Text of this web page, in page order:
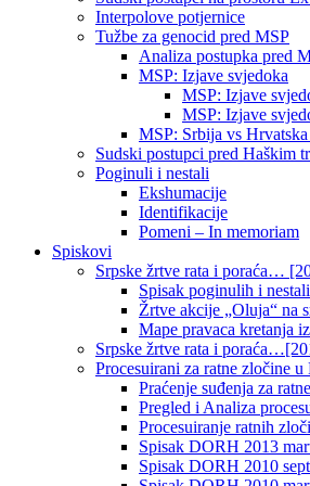
Interpolove potjernice
Tužbe za genocid pred MSP
Analiza postupka pred
MSP: Izjave svjedoka
MSP: Izjave
MSP: Izjave
MSP: Srbija vs
Sudski postupci pred Haškim
Poginuli i nestali
Ekshumacije
Identifikacije
Pomeni – In memoriam
Spiskovi
Srpske žrtve rata i poraća…
Spisak poginulih i
Žrtve akcije „Oluja“ na
Mape pravaca kretanja
Srpske žrtve rata i
Procesuirani za ratne zločine u
Praćenje suđenja za
Pregled i Analiza
Procesuiranje ratnih
Spisak DORH 2013
Spisak DORH 2010